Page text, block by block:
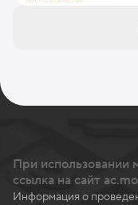
При использовании
ссылка на сайт
Информация о